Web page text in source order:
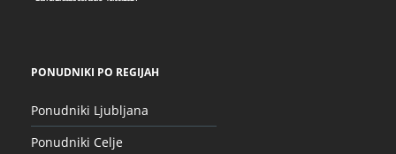
PONUDNIKI PO REGIJAH
Ponudniki Ljubljana
Ponudniki Celje